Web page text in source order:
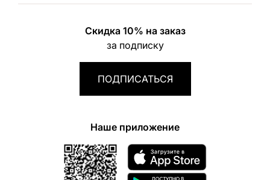
Скидка 10% на заказ
за подписку
ПОДПИСАТЬСЯ
Наше приложение